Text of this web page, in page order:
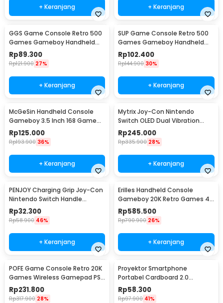
+ Keranjang + Keranjang
GGS Game Console Retro 500
Games Gameboy Handheld
128MB 2.4 Inch - G5
Rp89.300
Rp121.900 27%
+ Keranjang
SUP Game Console Retro 500
Games Gameboy Handheld
128MB 2.8 Inch - F5
Rp102.400
Rp144.900 30%
+ Keranjang
McGeSin Handheld Console
Gameboy 3.5 Inch 168 Game
with Controller - G7
Rp125.000
Rp193.900 36%
+ Keranjang
Mytrix Joy-Con Nintendo
Switch OLED Dual Vibration
Bluetooth 5.2 - JOY-02
Rp245.000
Rp335.900 28%
+ Keranjang
PENJOY Charging Grip Joy-Con
Nintendo Switch Handle
Bracket - JOY-01
Rp32.300
Rp58.900 46%
+ Keranjang
Erilles Handheld Console
Gameboy 20K Retro Games 4
Inch 8GB RAM - R36 Ultra
Rp585.500
Rp790.900 26%
+ Keranjang
POFE Game Console Retro 20K
Games Wireless Gamepad PS
Gameboy 4K 16GB - M15 Plus
Rp231.800
Rp317.900 28%
Proyektor Smartphone
Portabel Cardboard 2.0
Universal Smartphone - SP01
Rp58.300
Rp97.900 41%